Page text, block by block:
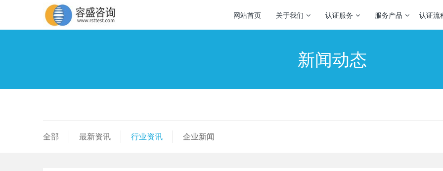
网站首页 关于我们 认证服务 服务产品 认证流
新闻动态
全部 最新资讯 行业资讯 企业新闻